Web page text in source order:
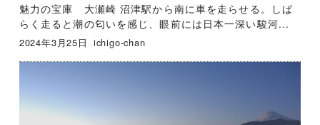
魅力の宝庫 大瀬崎 沼津駅から南に車を走らせる。しば
らく走ると潮の匂いを感じ、眼前には日本一深い駿河...
2024年3月25日 ichigo-chan